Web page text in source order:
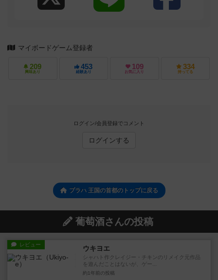
マイボードゲーム登録者
209
興味あり
453
経験あり
109
お気に入り
334
持ってる
ログイン/会員登録でコメント
ログインする
プラハ 王国の首都のトップに戻る
葡萄酒さんの投稿
レビュー ウキヨエ
シャハト作クレイジー・チキンのリメイク元作品
を遊んだことはないが、ゲー...
約1年前 の投稿